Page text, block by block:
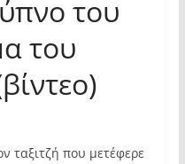
του
του
ταξιτζή που μετέφερε